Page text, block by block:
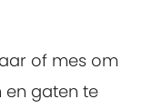
of mes om
en gaten te